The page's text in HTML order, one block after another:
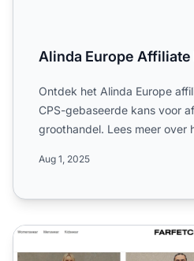
Alinda Europe Affiliate
Ontdek het Alinda Europe
CPS-gebaseerde kans voor
groothandel. Lees meer over
Aug 1, 2025
Farfetch Affiliate Programma